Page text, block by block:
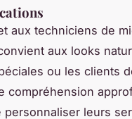
aux techniciens de
aux looks
ou les clients
compréhension
leurs